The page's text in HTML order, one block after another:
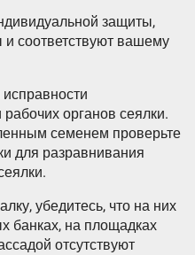
защиты,
и соответствуют вашему
органов сеялки.
семенем проверьте
для разравнивания
убедитесь, что на них
банках, на площадках
отсутствуют